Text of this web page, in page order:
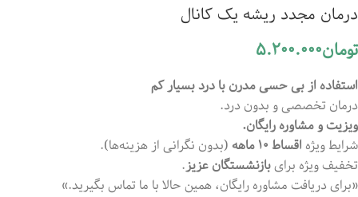
درمان مجدد ریشه یک کانال
تومان5.200.000
استفاده از بی حسی مدرن با درد بسیار کم
درمان تخصصی و بدون درد.
ویزیت و مشاوره رایگان.
شرایط ویژه اقساط ۱۰ ماهه
(بدون نگرانی از هزینه‌ها).
تخفیف ویژه برایبازنشستگان عزیز.
«برای دریافت مشاوره رایگان، همین حالا با ما تماس بگیرید.»